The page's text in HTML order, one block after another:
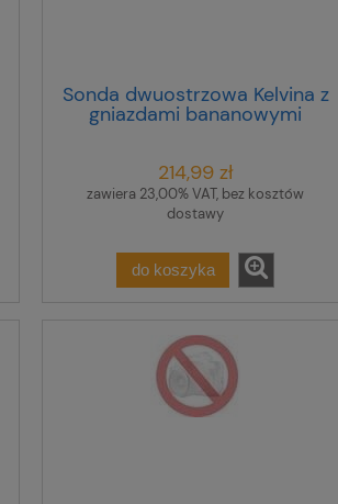
Sonda dwuostrzowa Kelvina z
gniazdami bananowymi
WASONKEL2OGB
214,99 zł
zawiera 23,00% VAT, bez kosztów
dostawy
do koszyka